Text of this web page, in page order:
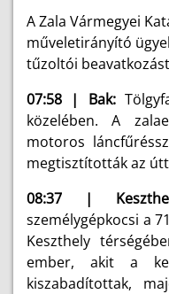
A Zala Vármegyei
műveletirányító
tűzoltói
07:58 | Bak:
közelében. A
motoros
megtisztították az
08:37 |
személygépkocsi a
Keszthely
ember, akit a
kiszabadítottak,